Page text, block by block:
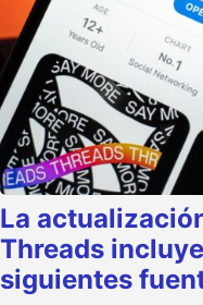
La
Threads
siguientes